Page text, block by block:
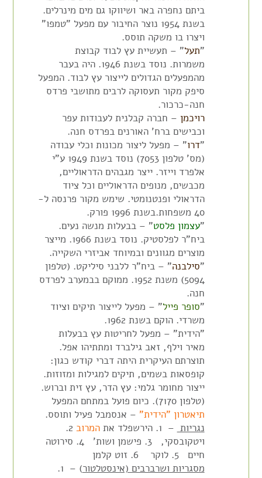
ביתם נחפרה באר ושיווקו גם מים מינרלים.
בשנת 1954 נוצר החיבור עם מפעל "טמפו"
ויצרו בו משקה תוסס.
"תעל" – תעשיית עץ לבוד קבוצת
משמרות. נוסד בשנת 1946. היה בעבר
מהמפעלים הגדולים לייצור עץ לבוד. המפעל
סיפק מקור תעסוקה לרבים מתושבי פרדס
חנה-כרכור.
רויכמן – חברה קבלנית לעבודות עפר
וכבישים ברח' האורנים בפרדס חנה.
"דרו" – מפעל ליצור מכונות וכלי עבודה
(מס' טלפון 7053) נוסד בשנת 1949 ע"י
אלפרד וייזר. ייצר מגבהים הדראוליים,
מכבשים, מנופים הדראוליים וכל ציוד
הדראולי ופנטנומטי. שימש מקור פרנסה ל-
40 משפחות.בשנת 1996 פורק.
"עצמון פלסט" – בבעלות מנשה נעים.
ביח"ר לפלסטיק. נוסד בשנת 1966. מייצר
מוצרים מגוונים ובמיוחד אביזרי השקייה.
"סילבנה" – ביח"ר ללבני סיליקט. (טלפון
5094) משנת 1952. ממוקם בבמערב לפרדס
חנה.
"סופר פייל" – מפעל לייצור תיקים וציוד
משרדי. הוקם בשנת 1962.
"הידית" – מפעל לחריטות עץ בבעלות
מאיר וילף, זאב גילברד ומתתיהו אפל.
תוצרתם העיקרית היתה דברי קודש כגון:
קופסאות בשמים, תיקים למגילות ומזוזות.
ייצור מחומר גלמי: עץ הדר, עץ זית וברוש.
(טלפון 7170). כיום פועל במתחם המפעל
תיאטרון "הידית" – אנסמבל פעיל ותוסס.
נגריות – 1. הירשפלד את המרוב
2.
ויטקובסקי, 3. פישמן ושות' 4. סירוטה
חיים 5. לוקר 6. זוט קלמן
מסגריות ושרברבים (אינסטלטור
) – 1.